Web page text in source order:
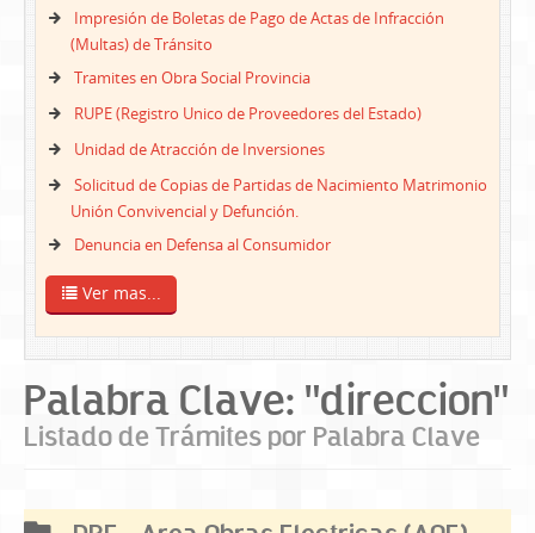
Impresión de Boletas de Pago de Actas de Infracción
(Multas) de Tránsito
Tramites en Obra Social Provincia
RUPE (Registro Unico de Proveedores del Estado)
Unidad de Atracción de Inversiones
Solicitud de Copias de Partidas de Nacimiento Matrimonio
Unión Convivencial y Defunción.
Denuncia en Defensa al Consumidor
Ver mas...
Palabra Clave: "direccion"
Listado de Trámites por Palabra Clave